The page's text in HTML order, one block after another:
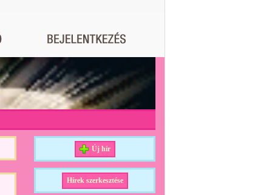
Új hír
Hírek szerkesztése